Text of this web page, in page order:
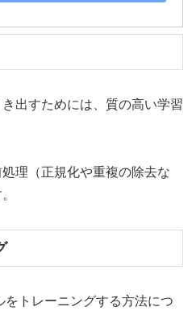
出すためには、質の高い学習
理（正規化や重複の除去な
トレーニングする方法につ